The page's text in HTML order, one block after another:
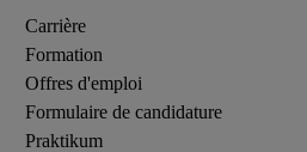
Carrière
Formation
Offres d'emploi
Formulaire de candidature
Praktikum